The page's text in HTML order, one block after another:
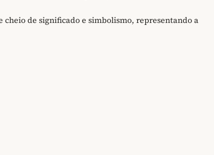
cheio de significado e simbolismo, representando a